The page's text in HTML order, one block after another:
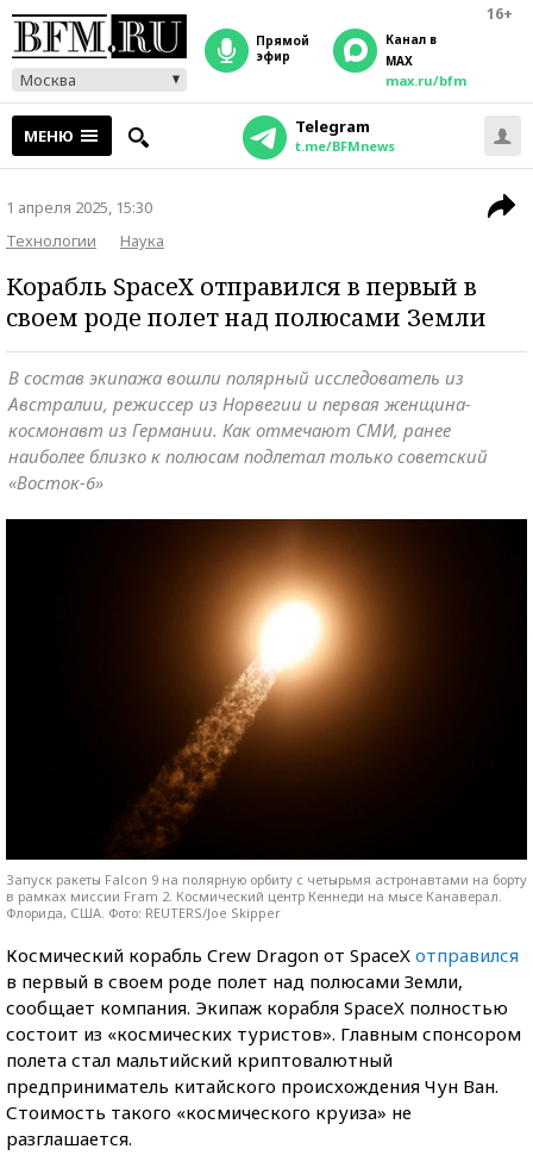
16+
Москва
прямой
эфир
Канал в
MAX
max.ru/bfm
МЕНЮ Telegram
t.me/BFMnews
1 апреля 2025, 15:30
Технологии
Наука
Корабль SpaceX отправился в первый в
своем роде полет над полюсами Земли
В состав экипажа вошли полярный исследователь из
Австралии, режиссер из Норвегии и первая женщина-
космонавт из Германии. Как отмечают СМИ, ранее
наиболее близко к полюсам подлетал только советский
«Восток-6»
Запуск ракеты Falcon 9 на полярную орбиту с четырьмя астронавтами на борту
в рамках миссии Fram 2. Космический центр Кеннеди на мысе Канаверал.
Флорида, США. Фото: REUTERS/Joe Skipper
Космический корабль Crew Dragon от SpaceX отправился
в первый в своем роде полет над полюсами Земли,
сообщает компания. Экипаж корабля SpaceX полностью
состоит из «космических туристов». Главным спонсором
полета стал мальтийский криптовалютный
предприниматель китайского происхождения Чун Ван.
Стоимость такого «космического круиза» не
разглашается.